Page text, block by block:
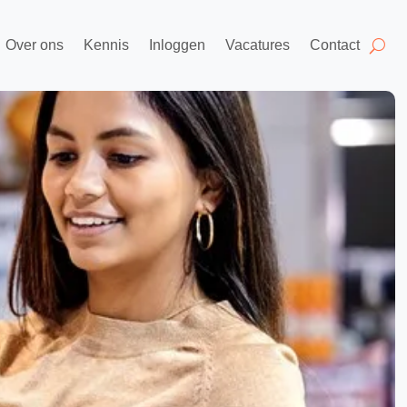
Over ons Kennis Inloggen Vacatures Contact